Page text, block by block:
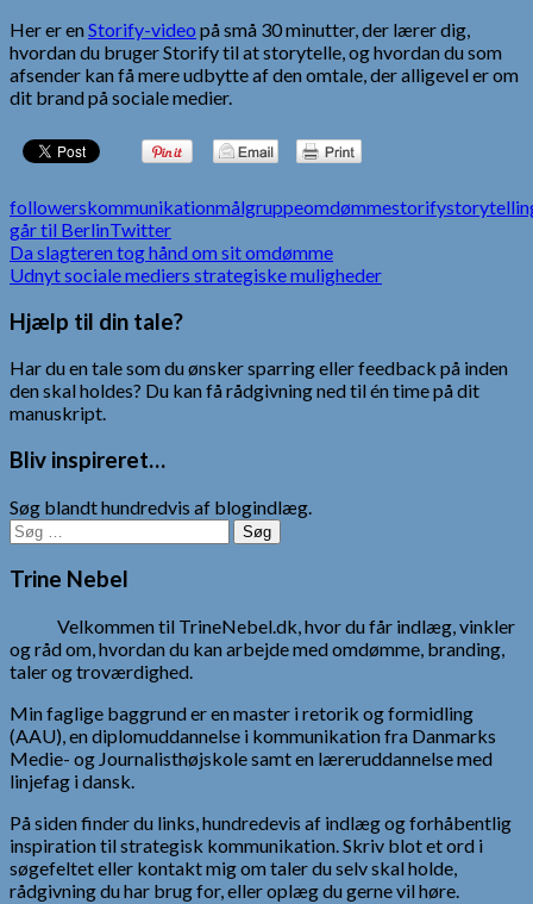
Her er enStorify-video på små 30 minutter, der lærer dig,
hvordan du bruger Storify til at storytelle, og hvordan du som
afsender kan få mere udbytte af den omtale, der alligevel er om
dit brand på sociale medier.
followerskommunikationmålgruppeomdømmestorify
går til BerlinTwitter
Indlægsnavigation
Da slagteren tog hånd om sit omdømme
Udnyt sociale mediers strategiske muligheder
Hjælp til din tale?
Har du en tale som du ønsker sparring eller feedback på inden
den skal holdes? Du kan få rådgivning ned til én time på dit
manuskript.
Bliv inspireret…
Søg blandt hundredvis af blogindlæg.
Søg
efter:
Trine Nebel
Velkommen til TrineNebel.dk, hvor du får indlæg, vinkler
og råd om, hvordan du kan arbejde med omdømme, branding,
taler og troværdighed.
Min faglige baggrund er en master i retorik og formidling
(AAU), en diplomuddannelse i kommunikation fra Danmarks
Medie- og Journalisthøjskole samt en læreruddannelse med
linjefag i dansk.
På siden finder du links, hundredevis af indlæg og forhåbentlig
inspiration til strategisk kommunikation. Skriv blot et ord i
søgefeltet eller kontakt mig om taler du selv skal holde,
rådgivning du har brug for, eller oplæg du gerne vil høre.